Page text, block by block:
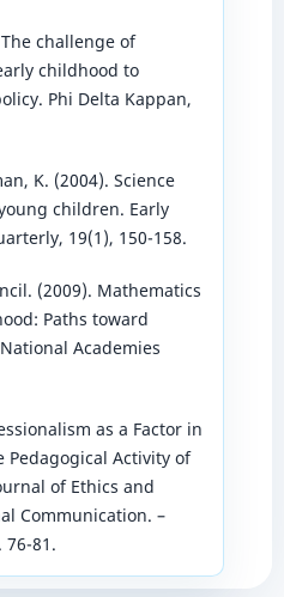
challenge of
childhood to
Phi Delta Kappan,
K. (2004). Science
children. Early
19(1), 150-158.
(2009). Mathematics
Paths toward
Academies
as a Factor in
Pedagogical Activity of
of Ethics and
Communication. –
76-81.